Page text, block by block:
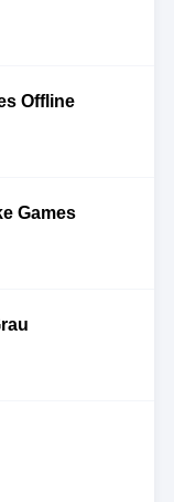
Offline
Games